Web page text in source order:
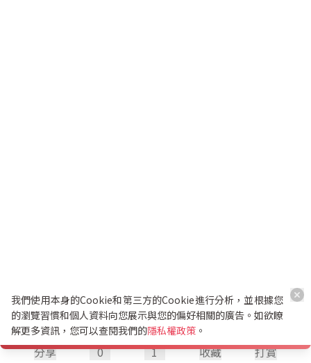
分享 0 1 收藏 打賞
我們使用本身的Cookie和第三方的Cookie進行分析，並根據您
的瀏覽習慣和個人資料向您展示與您的偏好相關的廣告。如欲瞭
解更多資訊，您可以查閱我們的隱私權政策 。